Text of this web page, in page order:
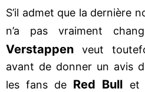
S’il admet que la dernière
n’a pas vraiment
Verstappen veut
avant de donner un avis
les fans de Red Bull et